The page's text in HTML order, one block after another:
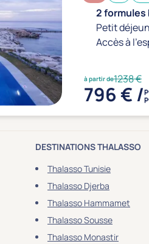
2
Petit
Accès à
à partir de1238 €
796 € /
DESTINATIONS THALASSO
Thalasso Tunisie
Thalasso Djerba
Thalasso Hammamet
Thalasso Sousse
Thalasso Monastir